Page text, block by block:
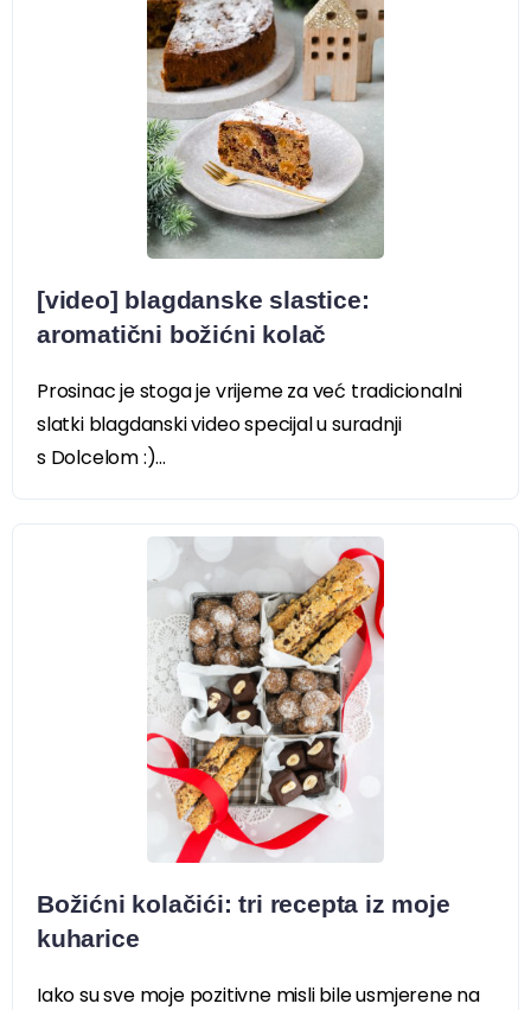
[video] blagdanske slastice:
aromatični božićni kolač
Prosinac je stoga je vrijeme za već tradicionalni
slatki blagdanski video specijal u suradnji
s Dolcelom :)...
Božićni kolačići: tri recepta iz moje
kuharice
Iako su sve moje pozitivne misli bile usmjerene na